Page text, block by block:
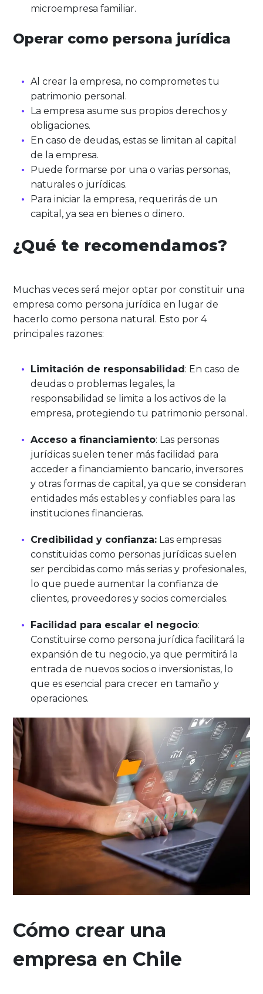
microempresa familiar.
Operar como persona jurídica
Al crear la empresa, no comprometes tu
patrimonio personal.
La empresa asume sus propios derechos y
obligaciones.
En caso de deudas, estas se limitan al capital
de la empresa.
Puede formarse por una o varias personas,
naturales o jurídicas.
Para iniciar la empresa, requerirás de un
capital, ya sea en bienes o dinero.
¿Qué te recomendamos?
Muchas veces será mejor optar por constituir una
empresa como persona jurídica en lugar de
hacerlo como persona natural. Esto por 4
principales razones:
Limitación de responsabilidad: En caso de
deudas o problemas legales, la
responsabilidad se limita a los activos de la
empresa, protegiendo tu patrimonio personal.
Acceso a financiamiento: Las personas
jurídicas suelen tener más facilidad para
acceder a financiamiento bancario, inversores
y otras formas de capital, ya que se consideran
entidades más estables y confiables para las
instituciones financieras.
Credibilidad y confianza: Las empresas
constituidas como personas jurídicas suelen
ser percibidas como más serias y profesionales,
lo que puede aumentar la confianza de
clientes, proveedores y socios comerciales.
Facilidad para escalar el negocio:
Constituirse como persona jurídica facilitará la
expansión de tu negocio, ya que permitirá la
entrada de nuevos socios o inversionistas, lo
que es esencial para crecer en tamaño y
operaciones.
Cómo crear una
empresa en Chile